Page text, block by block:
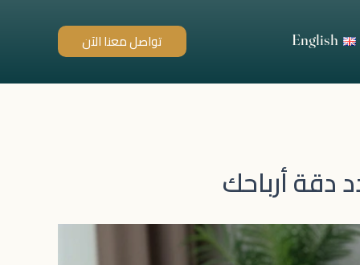
English تواصل معنا الآن
دقة أرباحك